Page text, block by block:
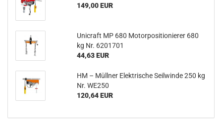
149,00 EUR
Unicraft MP 680 Motorpositionierer 680
kg Nr. 6201701
44,63 EUR
HM – Müllner Elektrische Seilwinde 250 kg
Nr. WE250
120,64 EUR